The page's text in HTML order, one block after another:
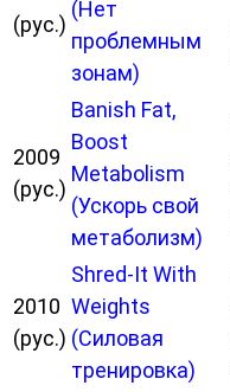
(рус.)
(Нет
проблемным
зонам)
2009
(рус.)
Banish Fat,
Boost
Metabolism
(Ускорь свой
метаболизм)
2010
(рус.)
Shred-It With
Weights
(Силовая
тренировка)